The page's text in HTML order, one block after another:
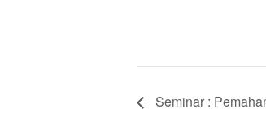
Seminar :